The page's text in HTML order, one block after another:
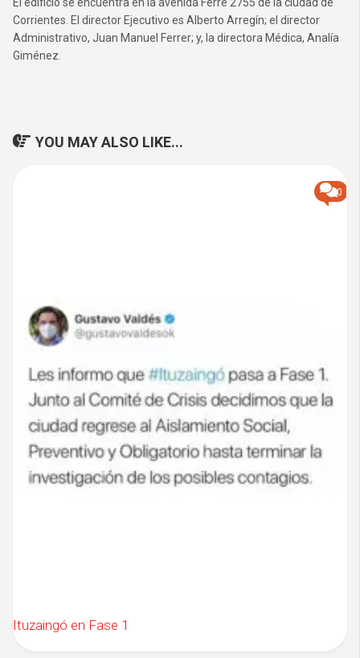
Corrientes. El director Ejecutivo es Alberto Arregín; el director
Administrativo, Juan Manuel Ferrer; y, la directora Médica, Analía
Giménez.
YOU MAY ALSO LIKE...
0
Ituzaingó en Fase 1